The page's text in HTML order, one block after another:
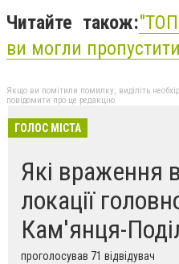
Читайте також:"
ви могли
Якщо ви помітили помилку, виділіть
повідомити про це редакцію
ГОЛОС МІСТА
Які враження
локації
Кам'янця-
проголосував 71 відвідувач